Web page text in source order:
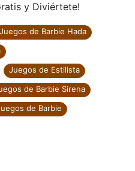
y Diviértete!
Juegos de Barbie Hada
Juegos de Estilista
de Barbie Sirena
de Barbie